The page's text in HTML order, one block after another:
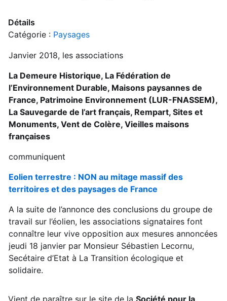
Détails
Catégorie : Paysages
Janvier 2018, les associations
La Demeure Historique, La Fédération de
l’Environnement Durable, Maisons paysannes de
France, Patrimoine Environnement (LUR-FNASSEM),
La Sauvegarde de l’art français, Rempart, Sites et
Monuments, Vent de Colère, Vieilles maisons
françaises
communiquent
Eolien terrestre : NON au mitage massif des
territoires et des paysages de France
A la suite de l’annonce des conclusions du groupe de
travail sur l’éolien, les associations signataires font
connaître leur vive opposition aux mesures annoncées
jeudi 18 janvier par Monsieur Sébastien Lecornu,
Secétaire d’Etat à La Transition écologique et
solidaire.
Vient de paraître sur le site de la Société pour la